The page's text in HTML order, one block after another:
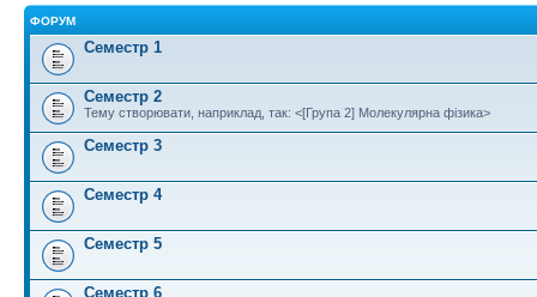
ФОРУМ
Семестр 1
Семестр 2
Тему створювати, наприклад, так: <[Група 2] Молекулярна фізика>
Семестр 3
Семестр 4
Семестр 5
Семестр 6